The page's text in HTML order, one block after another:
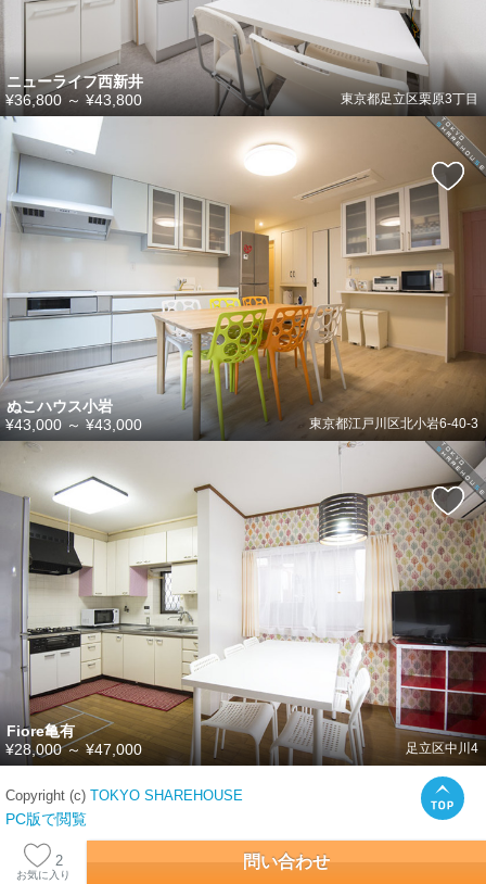
2
お気に入り
問い合わせ
ニューライフ西新井
東京都足立区栗原3丁目
¥36,800 ～ ¥43,800
ぬこハウス小岩
東京都江戸川区北小岩6-40-3
¥43,000～¥43,000
Fiore亀有
足立区中川4
¥28,000～ ¥47,000
Copyright (c) TOKYO SHAREHOUSE
PC版で閲覧